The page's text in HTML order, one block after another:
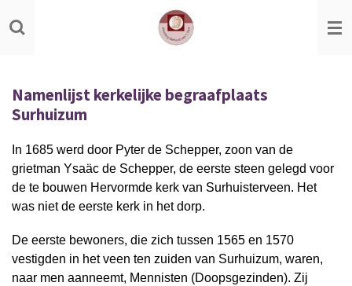
Ga
direct
hoofdinhoud
Namenlijst kerkelijke begraafplaats
Surhuizum
In 1685 werd door Pyter de Schepper, zoon van de
grietman Ysaäc de Schepper, de eerste steen gelegd voor
de te bouwen Hervormde kerk van Surhuisterveen. Het
was niet de eerste kerk in het dorp.
De eerste bewoners, die zich tussen 1565 en 1570
vestigden in het veen ten zuiden van Surhuizum, waren,
naar men aanneemt, Mennisten (Doopsgezinden). Zij